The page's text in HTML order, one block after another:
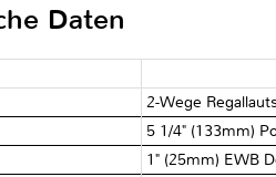
Daten
2-Wege
5 1/4" (133mm)
1" (25mm) EWB